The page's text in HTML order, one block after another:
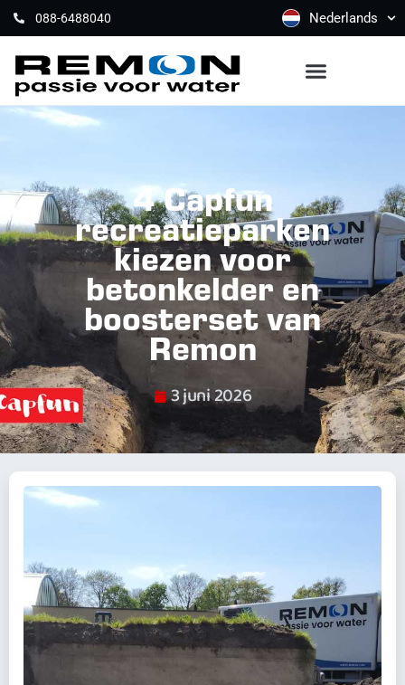
088-6488040 Nederlands
4 Capfun
recreatieparken
kiezen voor
betonkelder en
boosterset van
Remon
3 juni 2026